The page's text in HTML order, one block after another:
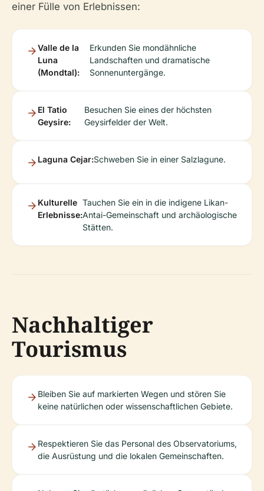
einer Fülle von Erlebnissen:
Valle de la
Luna
(Mondtal):
Erkunden Sie mondähnliche
Landschaften und dramatische
Sonnenuntergänge.
El Tatio
Geysire:
Besuchen Sie eines der höchsten
Geysirfelder der Welt.
Laguna Cejar:Schweben Sie in einer Salzlagune.
Kulturelle
Erlebnisse:
Tauchen Sie ein in die indigene Likan-
Antai-Gemeinschaft und archäologische
Stätten.
Nachhaltiger
Tourismus
Bleiben Sie auf markierten Wegen und stören Sie
keine natürlichen oder wissenschaftlichen Gebiete.
Respektieren Sie das Personal des Observatoriums,
die Ausrüstung und die lokalen Gemeinschaften.